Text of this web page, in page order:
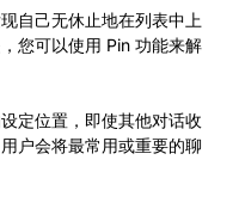
自己无休止地在列表中上
您可以使用 Pin 功能来解
定位置，即使其他对话收
户会将最常用或重要的聊